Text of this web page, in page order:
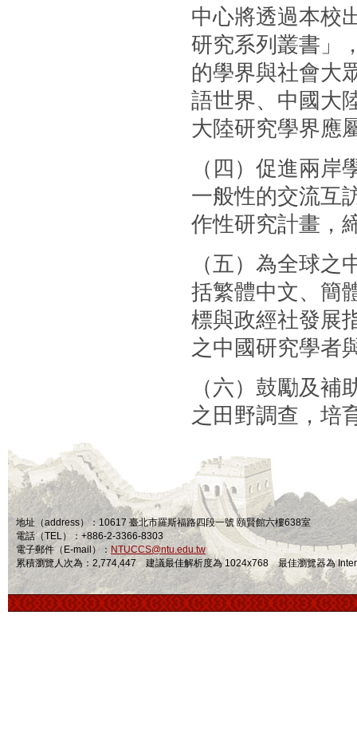
中心將透過本校
研究系列叢書」
的學界與社會大
語世界、中國大
大陸研究學界應
（四）促進兩
一般性的交流互
作性研究計畫，
（五）為全球
括繁體中文、簡
標與政經社發展
之中國研究學者
（六）鼓勵及
之田野調查，培
地址（address）：10617 臺北市羅斯福路四段一號 頤賢館六樓638室
電話（TEL）：+886-2-3366-8303
電子郵件（E-mail）： NTUCCS@ntu.edu.tw
累積瀏覽人次為：2,774,447 建議最佳解析度為 1024x768 最佳瀏覽器為